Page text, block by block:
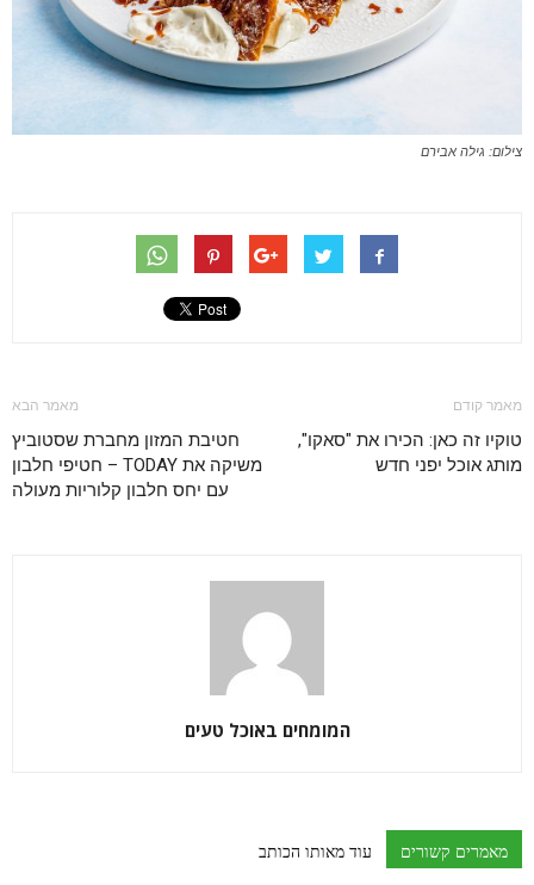
צילום: גילה אבירם
מאמר קודם
טוקיו זה כאן: הכירו את "סאקו",
מותג אוכל יפני חדש
מאמר הבא
חטיבת המזון מחברת שסטוביץ
משיקה את TODAY – חטיפי חלבון
עם יחס חלבון קלוריות מעולה
המומחים באוכל טעים
מאמרים קשורים עוד מאותו הכותב